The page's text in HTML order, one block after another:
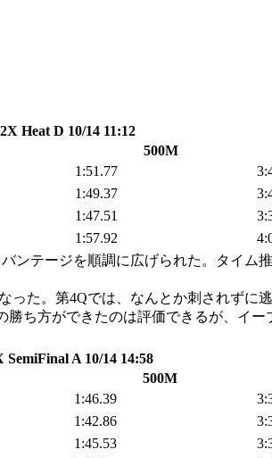
Heat D 10/14 11:12
500M
1:51.77
1:49.37
1:47.51
1:57.92
テージを順調に広げられた。タイム
た。第4Qでは、なんとか刺されずに
ち方ができたのは評価できるが、イ
SemiFinal A 10/14 14:58
500M
1:46.39
1:42.86
1:45.53